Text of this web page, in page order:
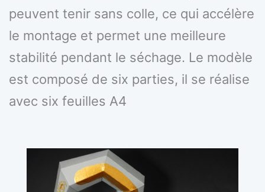
peuvent tenir sans colle, ce qui accélère
le montage et permet une meilleure
stabilité pendant le séchage. Le modèle
est composé de six parties, il se réalise
avec six feuilles A4